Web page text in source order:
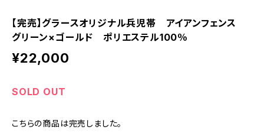
【完売】グラースオリジナル兵児帯 アイアンフェンス
グリーン×ゴールド ポリエステル100％
¥22,000
SOLD OUT
こちらの商品は完売しました。